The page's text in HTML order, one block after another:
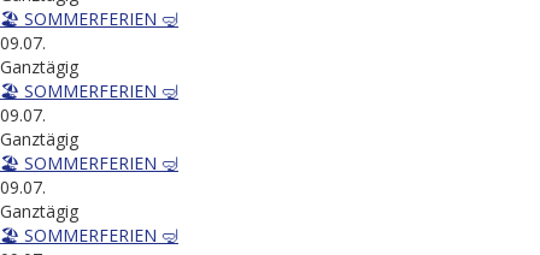
🏖️ SOMMERFERIEN 🤿
09.07.
Ganztägig
🏖️ SOMMERFERIEN 🤿
09.07.
Ganztägig
🏖️ SOMMERFERIEN 🤿
09.07.
Ganztägig
🏖️ SOMMERFERIEN 🤿